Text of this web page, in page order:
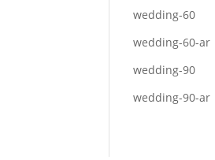
wedding-60
wedding-60-ar
wedding-90
wedding-90-ar